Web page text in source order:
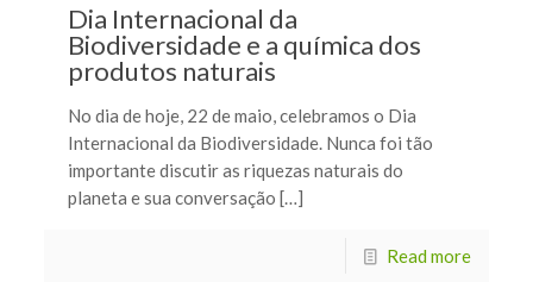
Dia Internacional da
Biodiversidade e a química dos
produtos naturais
No dia de hoje, 22 de maio, celebramos o Dia
Internacional da Biodiversidade. Nunca foi tão
importante discutir as riquezas naturais do
planeta e sua conversação […]
Read more